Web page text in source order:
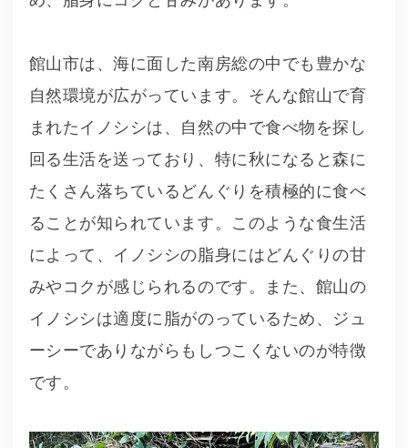
館山市は、海に面した南房総の中でも豊かな
自然環境が広がっています。そんな館山で育
まれたイノシシは、自然の中で食べ物を探し
回る生活を送っており、特に秋になると森に
たくさん落ちているどんぐりを積極的に食べ
ることが知られています。このような食生活
によって、イノシシの脂身にはどんぐりの甘
みやコクが感じられるのです。また、館山の
イノシシは適度に脂がのっているため、ジュ
ーシーでありながらもしつこくないのが特徴
です。